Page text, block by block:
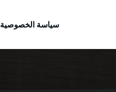
سياسة الخصوصية